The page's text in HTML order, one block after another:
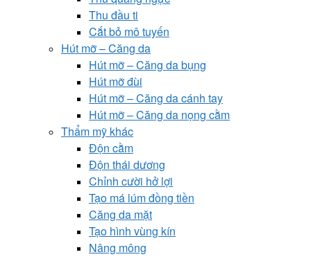
Thu đầu ti
Cắt bỏ mô tuyến
Hút mỡ – Căng da
Hút mỡ – Căng da bụng
Hút mỡ đùi
Hút mỡ – Căng da cánh tay
Hút mỡ – Căng da nọng cằm
Thẩm mỹ khác
Độn cằm
Độn thái dương
Chỉnh cười hở lợi
Tạo má lúm đồng tiền
Căng da mặt
Tạo hình vùng kín
Nâng mông